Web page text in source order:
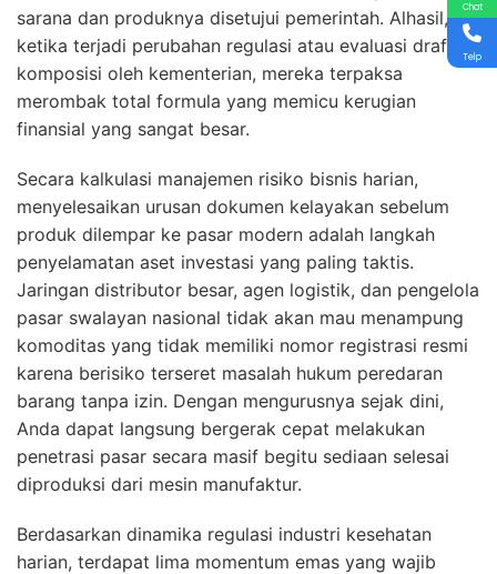
sarana dan produknya disetujui pemerintah. Alhasil,
ketika terjadi perubahan regulasi atau evaluasi draf
komposisi oleh kementerian, mereka terpaksa
merombak total formula yang memicu kerugian
finansial yang sangat besar.
Secara kalkulasi manajemen risiko bisnis harian,
menyelesaikan urusan dokumen kelayakan sebelum
produk dilempar ke pasar modern adalah langkah
penyelamatan aset investasi yang paling taktis.
Jaringan distributor besar, agen logistik, dan pengelola
pasar swalayan nasional tidak akan mau menampung
komoditas yang tidak memiliki nomor registrasi resmi
karena berisiko terseret masalah hukum peredaran
barang tanpa izin. Dengan mengurusnya sejak dini,
Anda dapat langsung bergerak cepat melakukan
penetrasi pasar secara masif begitu sediaan selesai
diproduksi dari mesin manufaktur.
Berdasarkan dinamika regulasi industri kesehatan
harian, terdapat lima momentum emas yang wajib
Chat
Telp